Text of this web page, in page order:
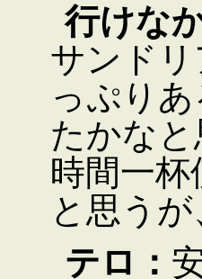
行けな
サンド
っぷり
たかな
時間一
と思う
テロ：